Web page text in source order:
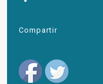
Compartir